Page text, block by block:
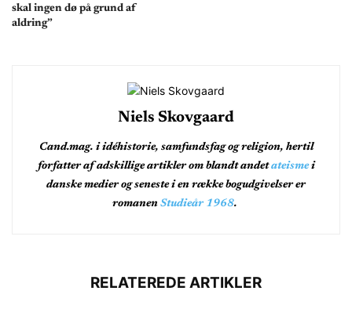
skal ingen dø på grund af
aldring”
Niels Skovgaard
Cand.mag. i idéhistorie, samfundsfag og religion, hertil
forfatter af adskillige artikler om blandt andetateismei
danske medier og seneste i en række bogudgivelser er
romanen Studieår 1968.
RELATEREDE ARTIKLER